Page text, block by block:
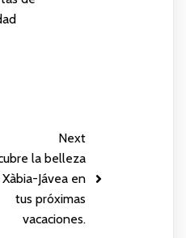
Next
la belleza
Jávea en
tus próximas
vacaciones.